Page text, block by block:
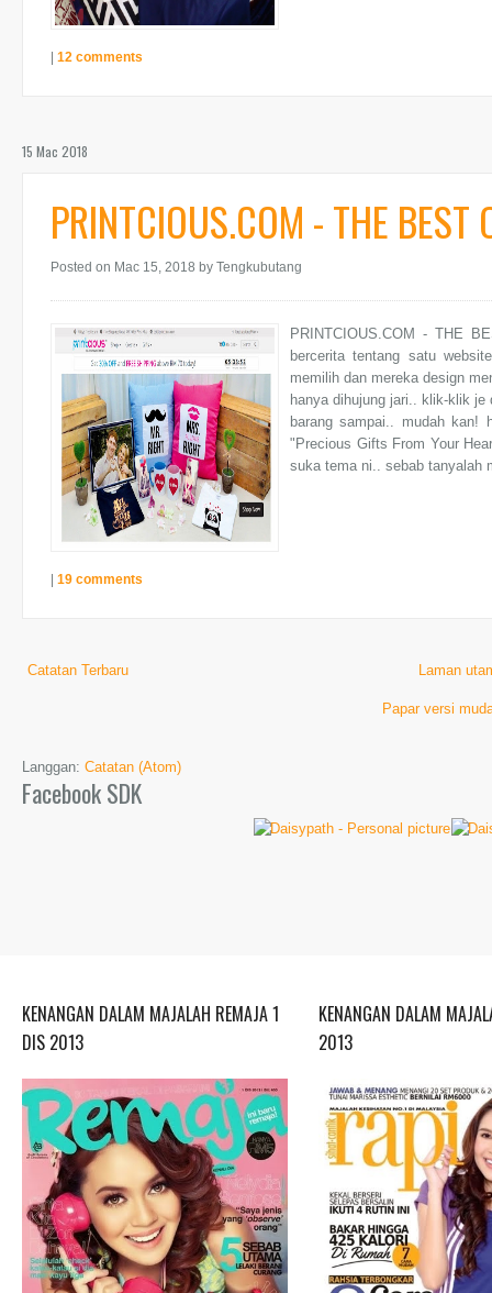
| 12 comments
15 Mac 2018
PRINTCIOUS.COM - THE BEST
Posted on Mac 15, 2018 by Tengkubutang
PRINTCIOUS.COM - THE
bercerita tentang satu
memilih dan mereka design
hanya dihujung jari.. klik-klik
barang sampai.. mudah kan!
"Precious Gifts From Your
suka tema ni.. sebab tanyalah
| 19 comments
Catatan Terbaru Laman
Papar versi
Langgan: Catatan (Atom)
Facebook SDK
KENANGAN DALAM MAJALAH REMAJA 1
DIS 2013
KENANGAN DALAM
2013